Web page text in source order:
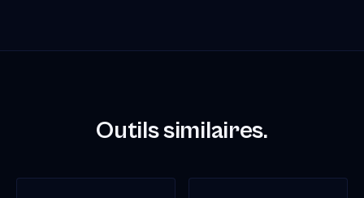
Outils similaires.